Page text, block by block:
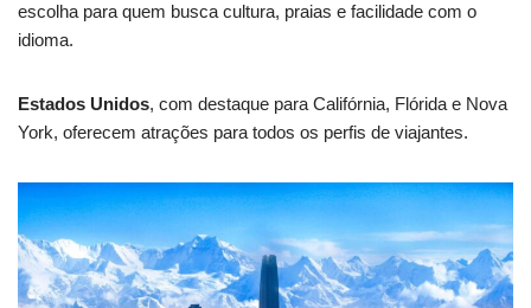
escolha para quem busca cultura, praias e facilidade com o
idioma.
Estados Unidos, com destaque para Califórnia, Flórida e Nova
York, oferecem atrações para todos os perfis de viajantes.